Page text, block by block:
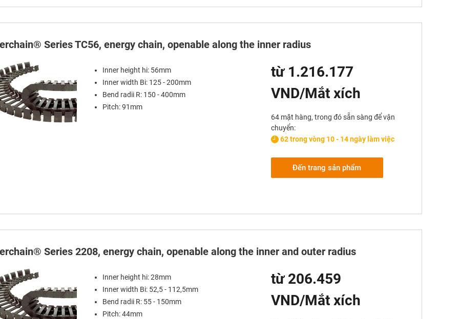
Series TC56, energy chain, openable along the inner radius
Inner height hi: 56mm
Inner width Bi: 125 - 200mm
Bend radii R: 150 - 400mm
Pitch: 91mm
từ 1.216.177
VND/Mắt xích
64 mặt hàng, trong đó sẵn sàng để vận
chuyển:
62 trong vòng 10 - 14 ngày làm việc
Đến trang sản phẩm
Series 2208, energy chain, openable along the inner and outer radius
Inner height hi: 28mm
Inner width Bi: 52,5 - 112,5mm
Bend radii R: 55 - 150mm
Pitch: 44mm
từ 206.459
VND/Mắt xích